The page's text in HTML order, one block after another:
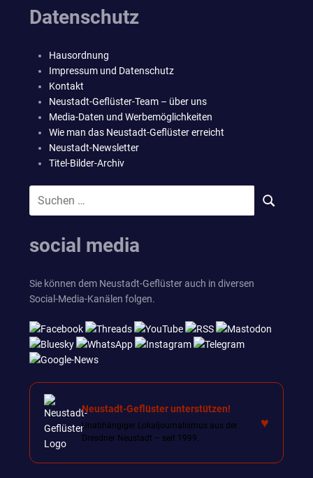
Datenschutz
Hausordnung
Impressum und Datenschutz
Kontakt
Neustadt-Geflüster-Team – über uns
Media-Daten und Werbemöglichkeiten
Wie man das Neustadt-Geflüster erreicht
Neustadt-Newsletter
Titel-Bilder-Archiv
SUCHEN
social media
Sie können dem Neustadt-Geflüster auch in diversen
Social-Media-Kanälen folgen.
Neustadt-Geflüster unterstützen!
Unabhängiger Lokaljournalismus aus der
Dresdner Neustadt – seit 1999.
♥